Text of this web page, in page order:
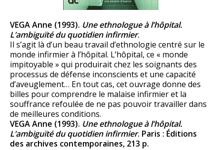
VEGA Anne (1993). Une ethnologue à l’hôpital.
L’ambiguïté du quotidien infirmier.
Il s’agit là d’un beau travail d’ethnologie centré sur le
monde infirmier à l’hôpital. L’hôpital, ce « monde
impitoyable » qui produirait chez les soignants des
processus de défense inconscients et une capacité
d’aveuglement… En tout cas, cet ouvrage donne des
billes pour comprendre le malaise infirmier et la
souffrance refoulée de ne pas pouvoir travailler dans
de meilleures conditions.
VEGA Anne (1993). Une ethnologue à l’hôpital.
L’ambiguïté du quotidien infirmier. Paris : Éditions
des archives contemporaines, 213 p.